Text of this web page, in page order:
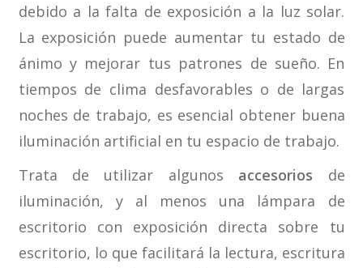
debido a la falta de exposición a la luz solar.
La exposición puede aumentar tu estado de
ánimo y mejorar tus patrones de sueño. En
tiempos de clima desfavorables o de largas
noches de trabajo, es esencial obtener buena
iluminación artificial en tu espacio de trabajo.
Trata de utilizar algunos accesorios de
iluminación, y al menos una lámpara de
escritorio con exposición directa sobre tu
escritorio, lo que facilitará la lectura, escritura